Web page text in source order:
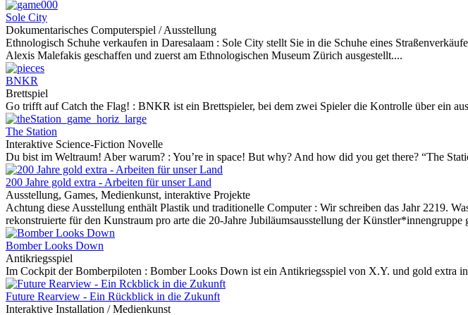
Sole City
Dokumentarisches Computerspiel / Ausstellung
Ethnologisch Schuhe verkaufen in Daresalaam : Sole City stellt Sie in die Schuhe eines
Alexis Malefakis geschaffen und zuerst am Ethnologischen Museum Zürich ausgestellt....
BNKR
Brettspiel
Go trifft auf Catch the Flag! : BNKR ist ein Brettspieler, bei dem zwei Spieler die Kontrolle über ein
The Station
Interaktive Science-Fiction Novelle
Du bist im Weltraum! Aber warum? : You’re in space! But why? And how did you get there? “The
200 Jahre gold extra - Arbeiten für unser Land
Ausstellung, Games, Medienkunst, interaktive Projekte
Achtung diese Ausstellung enthält Plastik und traditionelle Computer : Wir schreiben das Jahr 2219.
rekonstruierte für den Kunstraum pro arte die 20-Jahre Jubiläumsausstellung der Künstler*innengruppe
Bomber Looks Down
Antikriegsspiel
Im Cockpit der Bomberpiloten : Bomber Looks Down ist ein Antikriegsspiel von X.Y. und gold extra
Future Rearview - Ein Rückblick in die Zukunft
Interaktive Installation / Medienkunst